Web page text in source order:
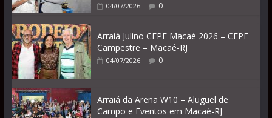
04/07/2026 0
Arraiá Julino CEPE Macaé 2026 – CEPE
Campestre – Macaé-RJ
04/07/2026 0
Arraiá da Arena W10 – Aluguel de
Campo e Eventos em Macaé-RJ